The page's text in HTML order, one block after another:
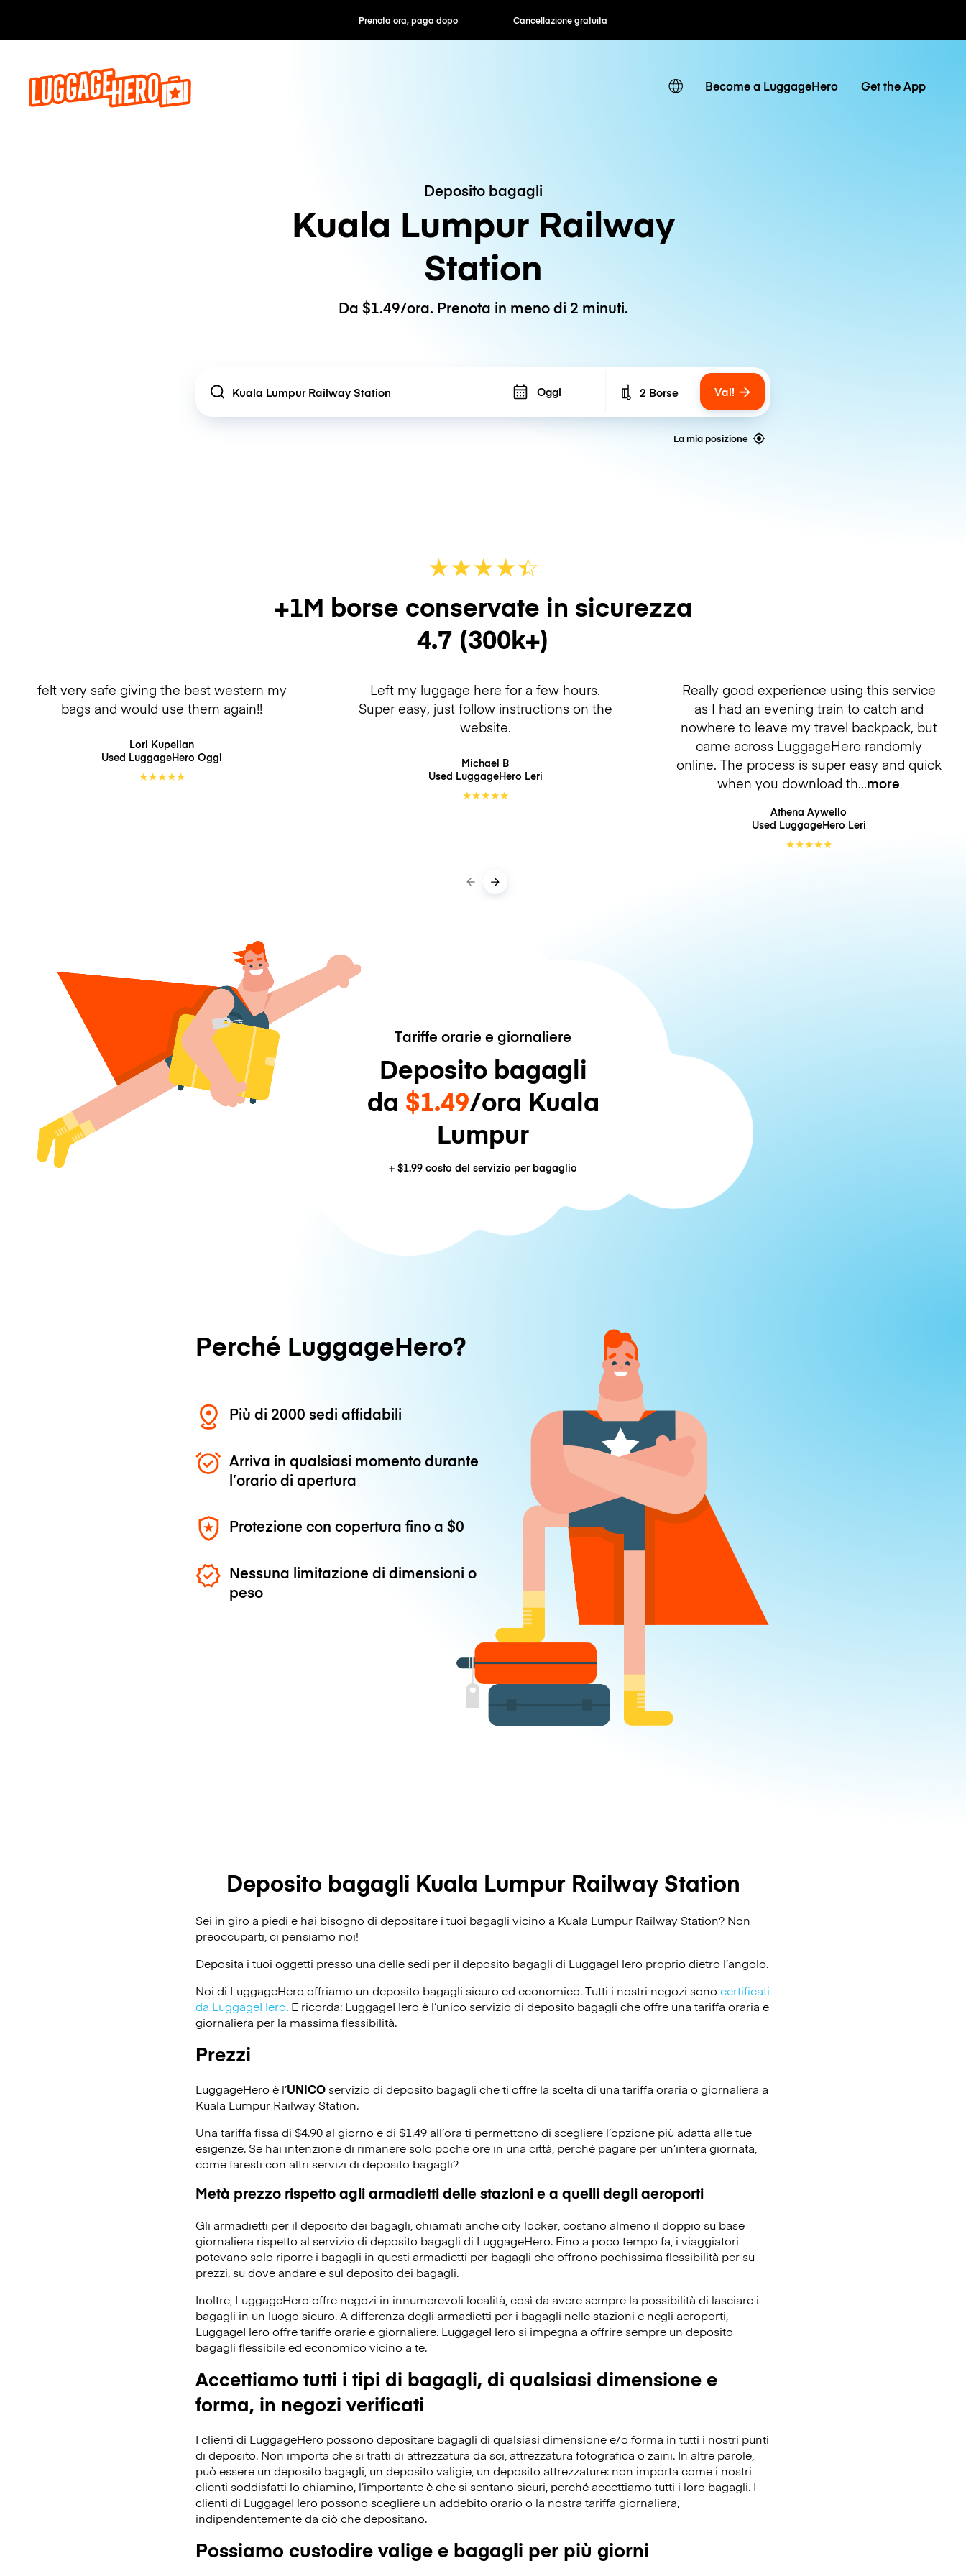
Prenota ora, paga dopo Cancellazione gratuita Tariffe orarie / giornaliere
Become a LuggageHero Get the App
Deposito bagagli
Kuala Lumpur Railway
Station
Da $1.49/ora. Prenota in meno di 2 minuti.
Location Oggi Number of bags
2 Borse Vai!
La mia posizione
★★★★☆
★
+1M borse conservate in sicurezza
4.7 (300k+)
felt very safe giving the best western my
bags and would use them again!!
Lori Kupelian
Used LuggageHero Oggi
★★★★★
Left my luggage here for a few hours.
Super easy, just follow instructions on the
website.
Michael B
Used LuggageHero Leri
★★★★★
Really good experience using this service
as I had an evening train to catch and
nowhere to leave my travel backpack, but
came across LuggageHero randomly
online. The process is super easy and quick
when you download th more
Athena Aywello
Used LuggageHero Leri
★★★★★
Tariffe orarie e giornaliere
Deposito bagagli
da $1.49/ora Kuala
Lumpur
+ $1.99 costo del servizio per bagaglio
Perché LuggageHero?
Più di 2000 sedi affidabili
Arriva in qualsiasi momento durante
l’orario di apertura
Protezione con copertura fino a$0
Nessuna limitazione di dimensioni o
peso
Deposito bagagli Kuala Lumpur Railway Station
Sei in giro a piedi e hai bisogno di depositare i tuoi bagagli vicino a Kuala Lumpur Railway Station? Non
preoccuparti, ci pensiamo noi!
Deposita i tuoi oggetti presso una delle sedi per il deposito bagagli di LuggageHero proprio dietro l’angolo.
Noi di LuggageHero offriamo un deposito bagagli sicuro ed economico. Tutti i nostri negozi sono certificati
da LuggageHero. E ricorda: LuggageHero è l’unico servizio di deposito bagagli che offre una tariffa oraria e
giornaliera per la massima flessibilità.
Prezzi
LuggageHero è l’UNICOservizio di deposito bagagli che ti offre la scelta di una tariffa oraria o giornaliera a
Kuala Lumpur Railway Station.
Una tariffa fissa di $4.90 al giorno e di $1.49 all’ora ti permettono di scegliere l’opzione più adatta alle tue
esigenze. Se hai intenzione di rimanere solo poche ore in una città, perché pagare per un’intera giornata,
come faresti con altri servizi di deposito bagagli?
Metà prezzo rispetto agli armadietti delle stazioni e a quelli degli aeroporti
Gli armadietti per il deposito dei bagagli, chiamati anche city locker, costano almeno il doppio su base
giornaliera rispetto al servizio di deposito bagagli di LuggageHero. Fino a poco tempo fa, i viaggiatori
potevano solo riporre i bagagli in questi armadietti per bagagli che offrono pochissima flessibilità per su
prezzi, su dove andare e sul deposito dei bagagli.
Inoltre, LuggageHero offre negozi in innumerevoli località, così da avere sempre la possibilità di lasciare i
bagagli in un luogo sicuro. A differenza degli armadietti per i bagagli nelle stazioni e negli aeroporti,
LuggageHero offre tariffe orarie e giornaliere. LuggageHero si impegna a offrire sempre un deposito
bagagli flessibile ed economico vicino a te.
Accettiamo tutti i tipi di bagagli, di qualsiasi dimensione e
forma, in negozi verificati
I clienti di LuggageHero possono depositare bagagli di qualsiasi dimensione e/o forma in tutti i nostri punti
di deposito. Non importa che si tratti di attrezzatura da sci, attrezzatura fotografica o zaini. In altre parole,
può essere un deposito bagagli, un deposito valigie, un deposito attrezzature: non importa come i nostri
clienti soddisfatti lo chiamino, l’importante è che si sentano sicuri, perché accettiamo tutti i loro bagagli. I
clienti di LuggageHero possono scegliere un addebito orario o la nostra tariffa giornaliera,
indipendentemente da ciò che depositano.
Possiamo custodire valige e bagagli per più giorni